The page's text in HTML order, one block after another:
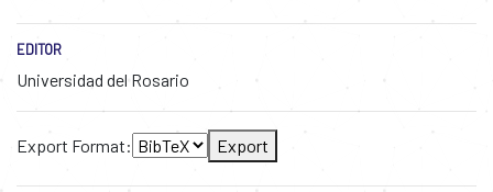
EDITOR
Universidad del Rosario
Export Format: Export